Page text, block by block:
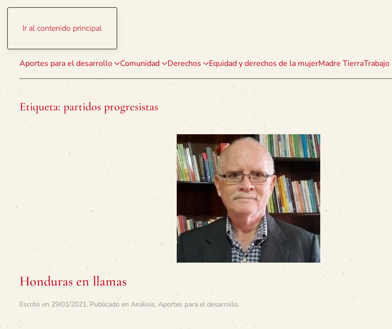
Ir al contenido principal
Aportes para el desarrollo Comunidad Derechos Equidad y derechos de la mujerMadre TierraTrabajo
Etiqueta: partidos progresistas
Honduras en llamas
Escrito en 29/01/2021. Publicado en Análisis, Aportes para el desarrollo.